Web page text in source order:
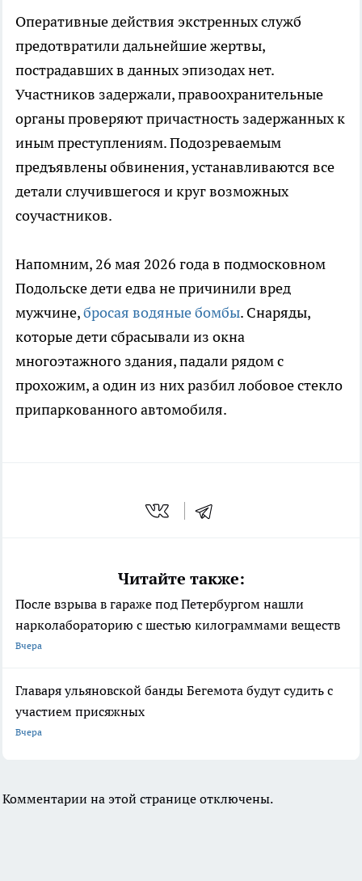
Оперативные действия экстренных служб
предотвратили дальнейшие жертвы,
пострадавших в данных эпизодах нет.
Участников задержали, правоохранительные
органы проверяют причастность задержанных к
иным преступлениям. Подозреваемым
предъявлены обвинения, устанавливаются все
детали случившегося и круг возможных
соучастников.
Напомним, 26 мая 2026 года в подмосковном
Подольске дети едва не причинили вред
мужчине,бросая водяные бомбы. Снаряды,
которые дети сбрасывали из окна
многоэтажного здания, падали рядом с
прохожим, а один из них разбил лобовое стекло
припаркованного автомобиля.
Читайте также:
После взрыва в гараже под Петербургом нашли
нарколабораторию с шестью килограммами веществ
Вчера
Главаря ульяновской банды Бегемота будут судить с
участием присяжных
Вчера
Комментарии на этой странице отключены.